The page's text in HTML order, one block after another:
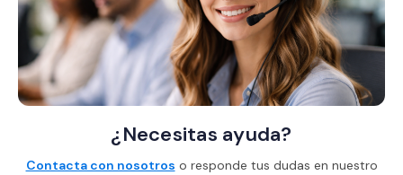
¿Necesitas ayuda?
Contacta con nosotros o responde tus dudas en nuestro